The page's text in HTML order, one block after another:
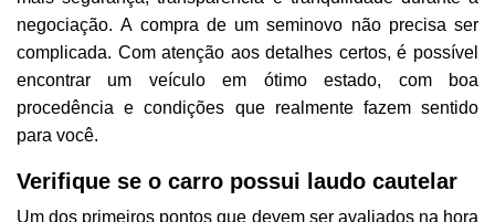
negociação.A compra de um seminovo não precisa ser
complicada. Com atenção aos detalhes certos, é possível
encontrar um veículo em ótimo estado, com boa
procedência e condições que realmente fazem sentido
para você.
Verifique se o carro possui laudo cautelar
Um dos primeiros pontos que devem ser avaliados na hora